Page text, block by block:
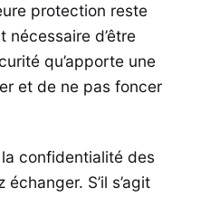
protection reste
nécessaire d’être
qu’apporte une
et de ne pas foncer
confidentialité des
S’il s’agit